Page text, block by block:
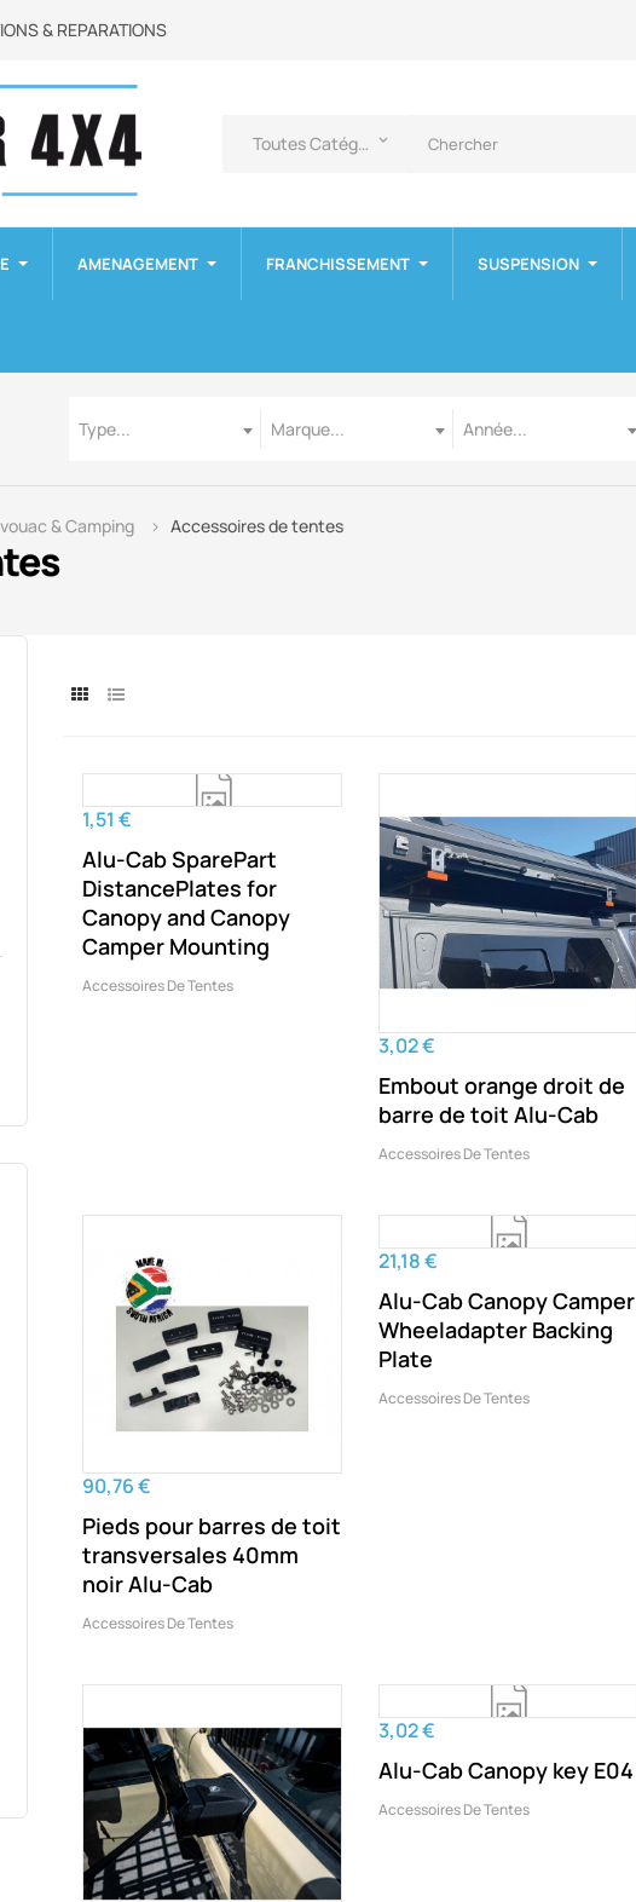
& REPARATIONS
Toutes Catégories keyboard_arrow_down
AMENAGEMENT FRANCHISSEMENT SUSPENSION
Type...
Marque...
Année...
& Camping Accessoires de tentes
1,51 €
Alu-Cab SparePart
DistancePlates for
Canopy and Canopy
Camper Mounting
Accessoires De Tentes
3,02 €
Embout orange droit de
barre de toit Alu-Cab
Accessoires De Tentes
90,76 €
Pieds pour barres de toit
transversales 40mm
noir Alu-Cab
Accessoires De Tentes
21,18 €
Alu-Cab Canopy Camper
Wheeladapter Backing
Plate
Accessoires De Tentes
3,02 €
Alu-Cab Canopy key E04
Accessoires De Tentes